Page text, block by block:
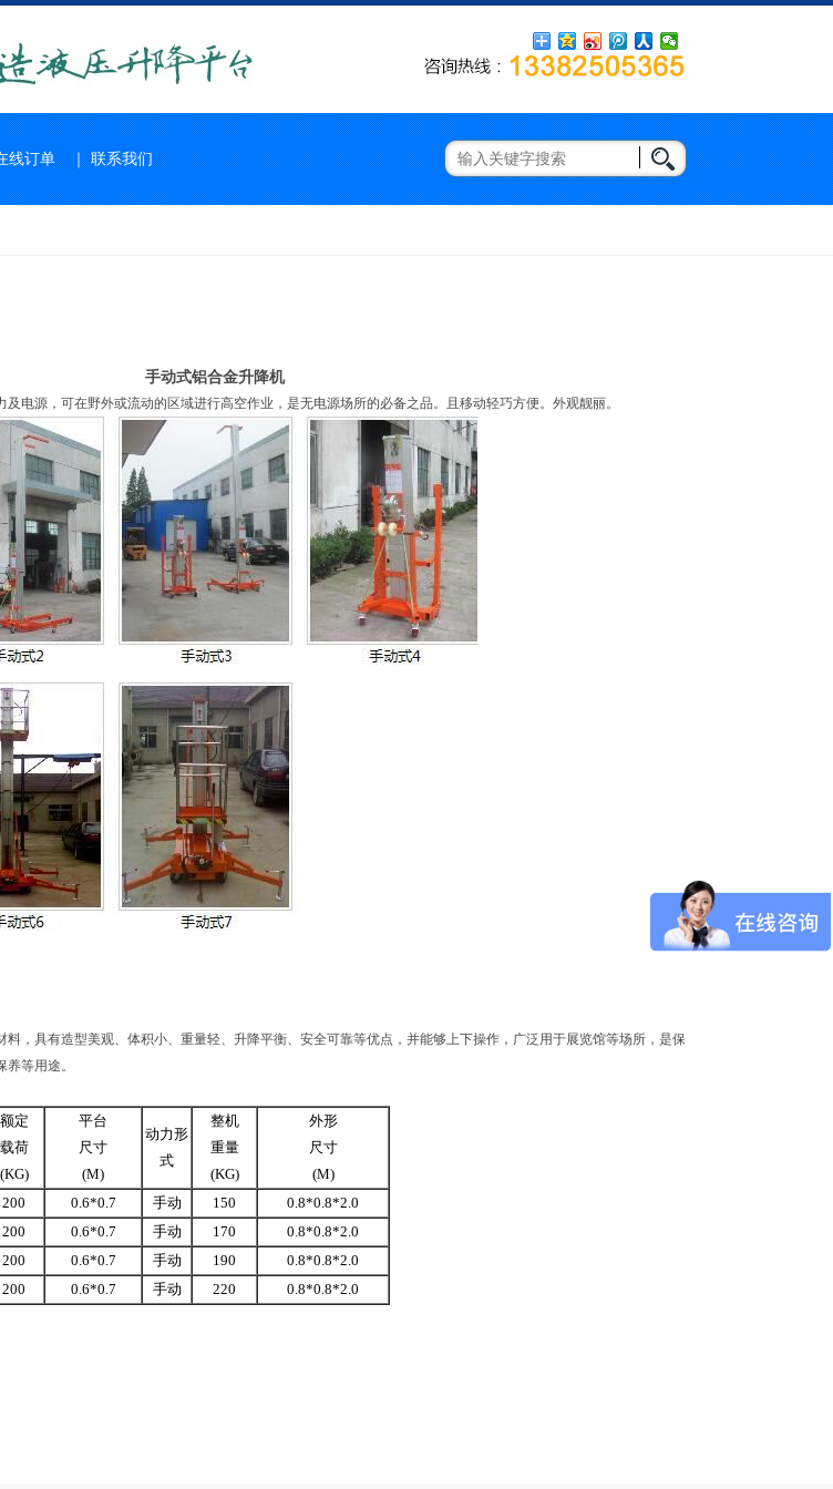
线订单｜联系我们
手动式铝合金升降机
电源，可在野外或流动的区域进行高空作业，是无电源场所的必备之品。且移动轻巧方便。外观靓丽。
，具有造型美观、体积小、重量轻、升降平衡、安全可靠等优点，并能够上下操作，广泛用于展览馆等场所，是保
等用途。
额定
载荷
(KG)
平台
尺寸
(M)
动力形
式
整机
重量
(KG)
外形
尺寸
(M)
200 0.6*0.7 手动 150
0.8*0.8*2.0
200 0.6*0.7 手动 170
0.8*0.8*2.0
200 0.6*0.7 手动 190
0.8*0.8*2.0
200 0.6*0.7 手动 220 0.8*0.8*2.0